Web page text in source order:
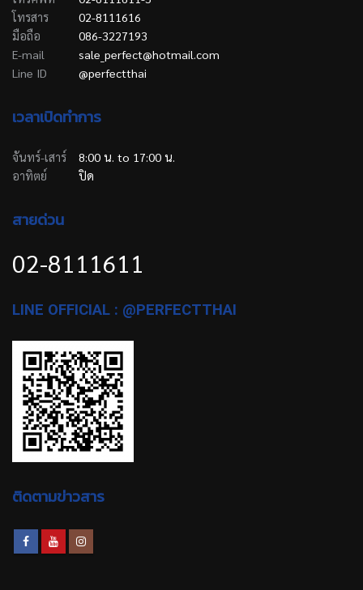
โทรสาร
02-8111616
มือถือ
086-3227193
E-mail
sale_perfect@hotmail.com
Line ID
@perfectthai
เวลาเปิดทำการ
จันทร์-เสาร์
8:00 น. to 17:00 น.
อาทิตย์
ปิด
สายด่วน
02-8111611
LINE OFFICIAL : @PERFECTTHAI
ติดตามข่าวสาร